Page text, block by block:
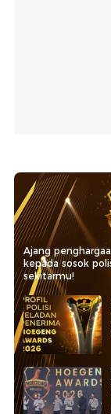
Ajang
kepada sosok
sekitarmu!